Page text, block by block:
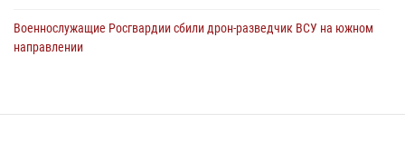
Военнослужащие Росгвардии сбили дрон-разведчик ВСУ на южном
направлении